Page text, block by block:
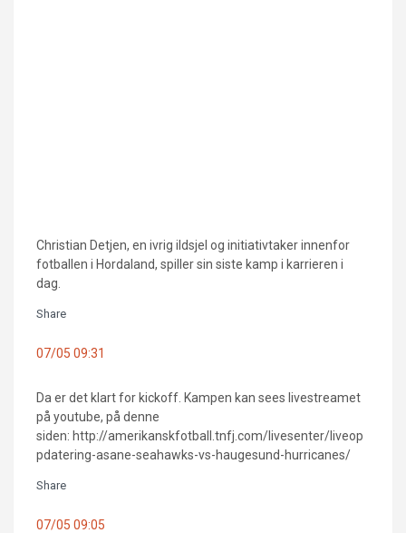
Christian Detjen, en ivrig ildsjel og initiativtaker innenfor
fotballen i Hordaland, spiller sin siste kamp i karrieren i
dag.
Share
07/05 09:31
Da er det klart for kickoff. Kampen kan sees livestreamet
på youtube, på denne
siden: http://amerikanskfotball.tnfj.com/livesenter/liveop
pdatering-asane-seahawks-vs-haugesund-hurricanes/
Share
07/05 09:05